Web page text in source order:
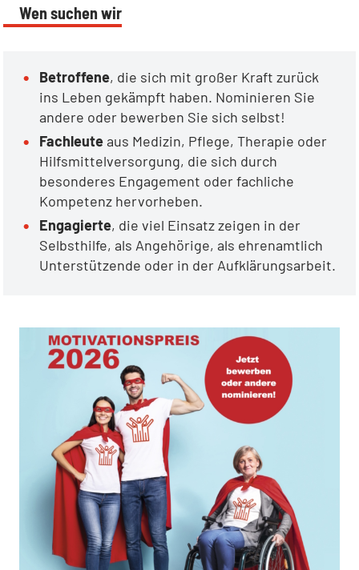
Wen suchen wir
Betroffene, die sich mit großer Kraft zurück
ins Leben gekämpft haben. Nominieren Sie
andere oder bewerben Sie sich selbst!
Fachleute aus Medizin, Pflege, Therapie oder
Hilfsmittelversorgung, die sich durch
besonderes Engagement oder fachliche
Kompetenz hervorheben.
Engagierte, die viel Einsatz zeigen in der
Selbsthilfe, als Angehörige, als ehrenamtlich
Unterstützende oder in der Aufklärungsarbeit.